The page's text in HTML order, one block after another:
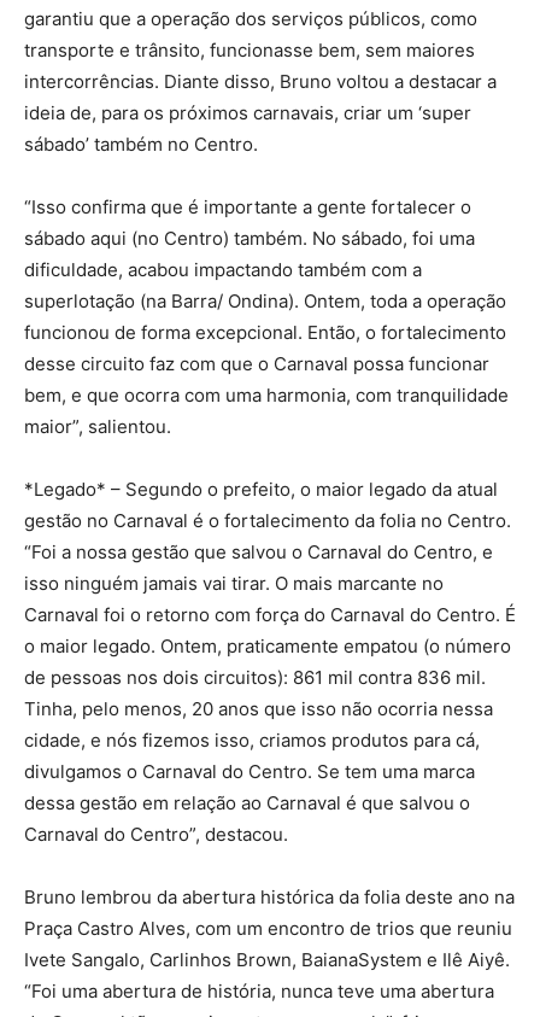
garantiu que a operação dos serviços públicos, como
transporte e trânsito, funcionasse bem, sem maiores
intercorrências. Diante disso, Bruno voltou a destacar a
ideia de, para os próximos carnavais, criar um ‘super
sábado’ também no Centro.
“Isso confirma que é importante a gente fortalecer o
sábado aqui (no Centro) também. No sábado, foi uma
dificuldade, acabou impactando também com a
superlotação (na Barra/ Ondina). Ontem, toda a operação
funcionou de forma excepcional. Então, o fortalecimento
desse circuito faz com que o Carnaval possa funcionar
bem, e que ocorra com uma harmonia, com tranquilidade
maior”, salientou.
*Legado* – Segundo o prefeito, o maior legado da atual
gestão no Carnaval é o fortalecimento da folia no Centro.
“Foi a nossa gestão que salvou o Carnaval do Centro, e
isso ninguém jamais vai tirar. O mais marcante no
Carnaval foi o retorno com força do Carnaval do Centro. É
o maior legado. Ontem, praticamente empatou (o número
de pessoas nos dois circuitos): 861 mil contra 836 mil.
Tinha, pelo menos, 20 anos que isso não ocorria nessa
cidade, e nós fizemos isso, criamos produtos para cá,
divulgamos o Carnaval do Centro. Se tem uma marca
dessa gestão em relação ao Carnaval é que salvou o
Carnaval do Centro”, destacou.
Bruno lembrou da abertura histórica da folia deste ano na
Praça Castro Alves, com um encontro de trios que reuniu
Ivete Sangalo, Carlinhos Brown, BaianaSystem e Ilê Aiyê.
“Foi uma abertura de história, nunca teve uma abertura